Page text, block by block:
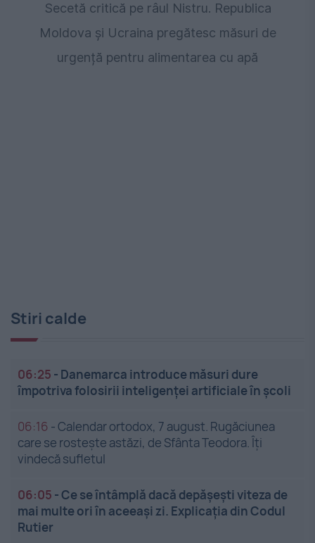
Secetă critică pe râul Nistru. Republica
Moldova și Ucraina pregătesc măsuri de
urgență pentru alimentarea cu apă
Stiri calde
06:25 - Danemarca introduce măsuri dure
împotriva folosirii inteligenței artificiale în școli
06:16 -Calendar ortodox, 7 august. Rugăciunea
care se rostește astăzi, de Sfânta Teodora. Îți
vindecă sufletul
06:05 -Ce se întâmplă dacă depășești viteza de
mai multe ori în aceeași zi. Explicația din Codul
Rutier